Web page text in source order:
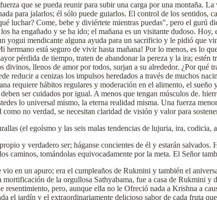
que se pueda reunir para subir una carga por una montaña.
para jalarlos; él sólo puede guiarlos. El control de los sentidos,
luchar? Come, bebe y diviértete mientras puedas", pero el gurú
ha engañado y se ha ido; el mañana es un visitante dudoso.
yogui mendicante alguna ayuda para un sacrificio y le pidió que
hermano está seguro de vivir hasta mañana! Por lo menos, es lo
pérdida de tiempo, traten de abandonar la pereza y la ira; estén
divinos, llenos de amor por todos, surjan a su alrededor. ¿Por
reducir a cenizas los impulsos heredados a través de muchos
requiere hábitos regulares y moderación en el alimento, el
ser cuidados por igual. A menos que tengan músculos de.
lo universal mismo, la eterna realidad misma. Una fuerza
no verdad, se necesitan claridad de visión y valor para
(el egoísmo y las seis malas tendencias de lujuria, ira,
y verdadero ser; háganse concientes de él y estarán
caminos, tomándolas equivocadamente por la meta. El Señor
en un apuro; era el cumpleaños de Rukmini y también el
de la orgullosa Sathyabama, fue a casa de Rukmini y
resentimiento, pero, aunque ella no le Ofreció nada a Krishna a
el jardín y el extraordinariamente delicioso sabor de cada fruta